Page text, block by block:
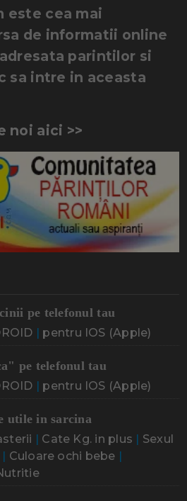
este cea mai
de informatii online
parintilor si
sa intre in aceasta
noi aici >>
pe telefonul tau
| pentru IOS (Apple)
pe telefonul tau
| pentru IOS (Apple)
utile in sarcina
| Cate Kg. in plus | Sexul
| Culoare ochi bebe |